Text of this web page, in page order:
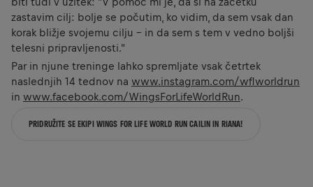
zastavim cilj: bolje se počutim, ko vidim, da sem vsak dan
korak bližje svojemu cilju - in da sem s tem v vedno boljši
telesni pripravljenosti."
Par in njune treninge lahko spremljate vsak četrtek
naslednjih 14 tednov na www.instagram.com/wflworldrun
in www.facebook.com/WingsForLifeWorldRun.
PRIDRUŽITE SE EKIPI WINGS FOR LIFE WORLD RUN CAILIN IN RIANA!